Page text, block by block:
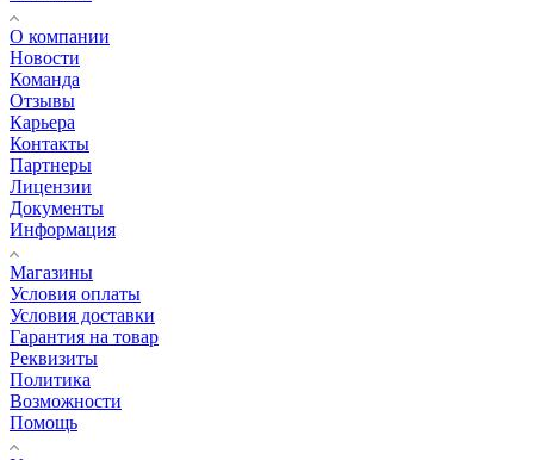
О компании
Новости
Команда
Отзывы
Карьера
Контакты
Партнеры
Лицензии
Документы
Информация
Магазины
Условия оплаты
Условия доставки
Гарантия на товар
Реквизиты
Политика
Возможности
Помощь